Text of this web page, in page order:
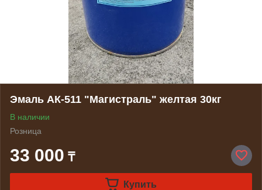
Эмаль АК-511 "Магистраль" желтая 30кг
В наличии
Розница
33 000 ₸
Купить